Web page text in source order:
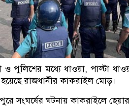
ও পুলিশের মধ্যে ধাওয়া, পাল্টা
হয়েছে রাজধানীর কাকরাইল মোড়।
সংঘর্ষের ঘটনায় কাকরাইলে